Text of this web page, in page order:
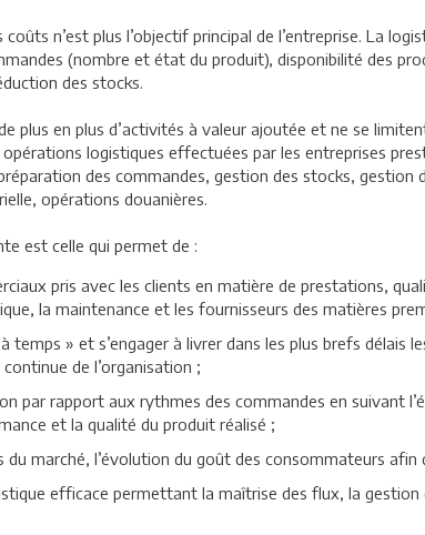
n’est plus l’objectif principal de l’entreprise. La
(nombre et état du produit), disponibilité des
des stocks.
plus en plus d’activités à valeur ajoutée et ne se
logistiques effectuées par les entreprises
des commandes, gestion des stocks,
opérations douanières.
est celle qui permet de :
pris avec les clients en matière de prestations,
la maintenance et les fournisseurs des matières
temps » et s’engager à livrer dans les plus brefs
de l’organisation ;
par rapport aux rythmes des commandes en suivant
et la qualité du produit réalisé ;
du marché, l’évolution du goût des consommateurs
efficace permettant la maîtrise des flux, la